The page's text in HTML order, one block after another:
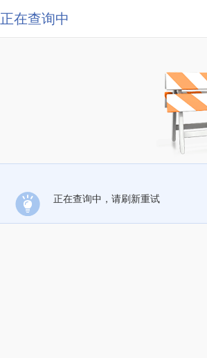
正在查询中
正在查询中，请刷新重试